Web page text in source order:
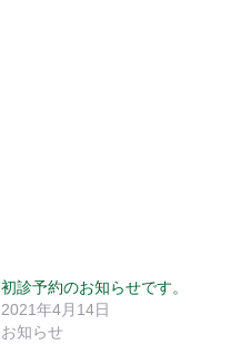
初診予約のお知らせです。
2021年4月14日
お知らせ